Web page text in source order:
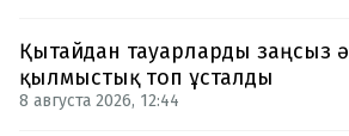
Қытайдан тауарларды заңсыз
қылмыстық топ ұсталды
8 августа 2026, 12:44